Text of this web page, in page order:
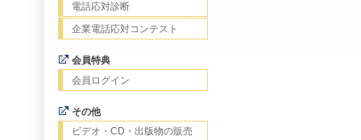
電話応対診断
企業電話応対コンテスト
会員特典
会員ログイン
その他
ビデオ・CD・出版物の販売